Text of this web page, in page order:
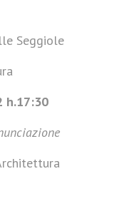
Seggiole
h.17:30